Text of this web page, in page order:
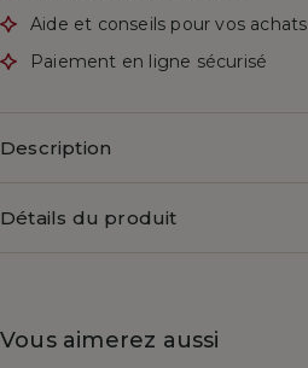
Aide et conseils pour vos achats
Paiement en ligne sécurisé
Description
Détails du produit
Vous aimerez aussi